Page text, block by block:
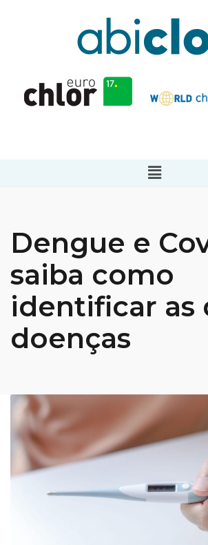
Dengue e
saiba como
identificar as
doenças